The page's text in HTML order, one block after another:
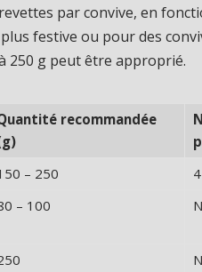
par convive, en
festive ou pour des
250 g peut être approprié.
recommandée
– 250
– 100